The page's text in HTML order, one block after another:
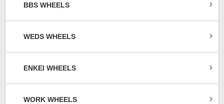
BBS WHEELS
WEDS WHEELS
ENKEI WHEELS
WORK WHEELS